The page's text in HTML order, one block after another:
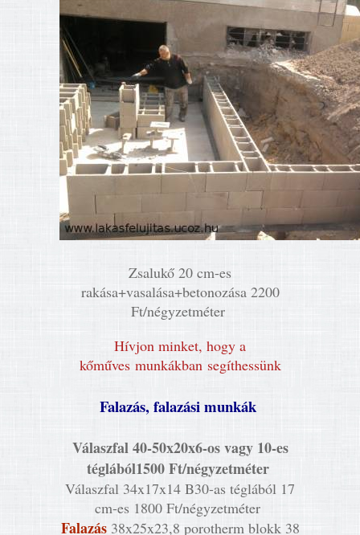
Zsalukő 20 cm-es
rakása+vasalása+betonozása 2200
Ft/négyzetméter
Hívjon minket, hogy a
kőműves munkákban segíthessünk
Falazás, falazási munkák
Válaszfal 40-50x20x6-os vagy 10-es
téglából1500 Ft/négyzetméter
Válaszfal 34x17x14 B30-as téglából 17
cm-es 1800 Ft/négyzetméter
Falazás38x25x23,8 porotherm blokk 38